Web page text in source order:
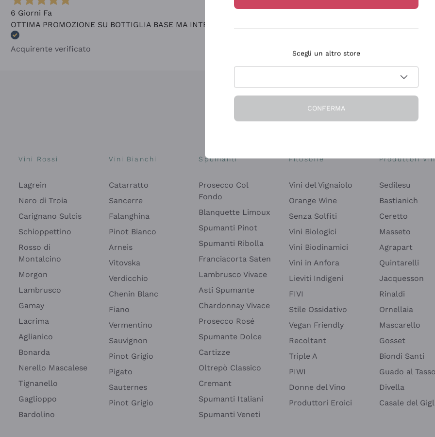
6 Giorni Fa
OTTIMA PROMOZIONE SU BOTTIGLIA BASE MA INTERESSANTE DI CHAMPAGNE E CONSEGNA RAPIDISSIMA.
Acquirente verificato
Esplora il catalogo
Vini Rossi
Lagrein
Nero di Troia
Carignano Sulcis
Schioppettino
Rosso di
Montalcino
Morgon
Lambrusco
Gamay
Lacrima
Aglianico
Bonarda
Nerello Mascalese
Tignanello
Gaglioppo
Bardolino
Vini Bianchi
Catarratto
Sancerre
Falanghina
Pinot Bianco
Arneis
Vitovska
Verdicchio
Chenin Blanc
Fiano
Vermentino
Sauvignon
Pinot Grigio
Pigato
Sauternes
Pinot Grigio
Spumanti
Prosecco Col
Fondo
Blanquette Limoux
Spumanti Pinot
Spumanti Ribolla
Franciacorta Saten
Lambrusco Vivace
Asti Spumante
Chardonnay Vivace
Prosecco Rosé
Spumante Dolce
Cartizze
Oltrepò Classico
Cremant
Spumanti Italiani
Spumanti Veneti
Filosofie
Vini del Vignaiolo
Orange Wine
Senza Solfiti
Vini Biologici
Vini Biodinamici
Vini in Anfora
Lieviti Indigeni
FIVI
Stile Ossidativo
Vegan Friendly
Recoltant
Triple A
PIWI
Donne del Vino
Produttori Eroici
Produttori
Sedilesu
Bastianich
Ceretto
Masseto
Agrapart
Quintarelli
Jacquesson
Rinaldi
Ornellaia
Mascarello
Gosset
Biondi Santi
Guado al Tasso
Divella
Casale del
Scegli un altro store
CONFERMA